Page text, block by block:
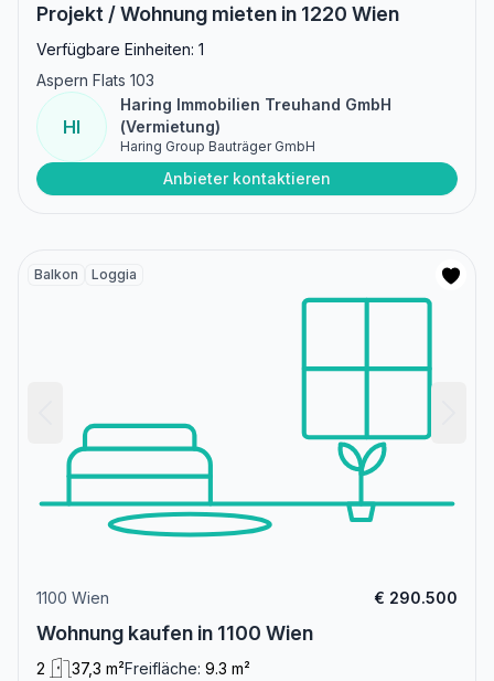
Projekt / Wohnung mieten in 1220 Wien
Verfügbare Einheiten: 1
Aspern Flats 103
HI
Haring Immobilien Treuhand GmbH
(Vermietung)
Haring Group Bauträger GmbH
Anbieter kontaktieren
Balkon Loggia
1100 Wien € 290.500
Wohnung kaufen in 1100 Wien
2 37,3 m²Freifläche: 9.3 m²